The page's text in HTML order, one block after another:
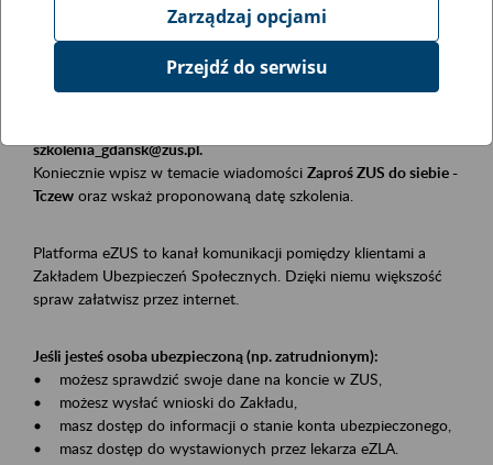
Opis wydarzenia
Szkolenie stacjonarne w siedzibie firmy, instytucji, urzędu.
szkolenia_gdansk@zus.pl.
Koniecznie wpisz w temacie wiadomości Zaproś ZUS do siebie -
Tczew oraz wskaż proponowaną datę szkolenia.
Platforma eZUS to kanał komunikacji pomiędzy klientami a
Zakładem Ubezpieczeń Społecznych. Dzięki niemu większość
spraw załatwisz przez internet.
Jeśli jesteś osoba ubezpieczoną (np. zatrudnionym):
• możesz sprawdzić swoje dane na koncie w ZUS,
• możesz wysłać wnioski do Zakładu,
• masz dostęp do informacji o stanie konta ubezpieczonego,
• masz dostęp do wystawionych przez lekarza eZLA.
Zarządzaj opcjami
Przejdź do serwisu